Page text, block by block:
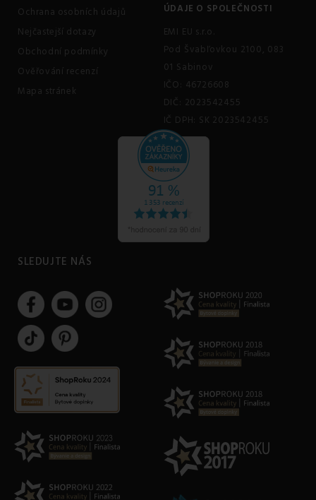
Ochrana osobních údajů
Nejčastejší dotazy
Obchodní podmínky
Ověřování recenzí
Mapa stránek
ÚDAJE O SPOLEČNOSTI
EMI EU s.r.o.
Pod Švabľovkou 2100, 083
01 Sabinov
IČO: 46726608
DIČ: 2023542455
IČ DPH: SK 2023542455
SLEDUJTE NÁS